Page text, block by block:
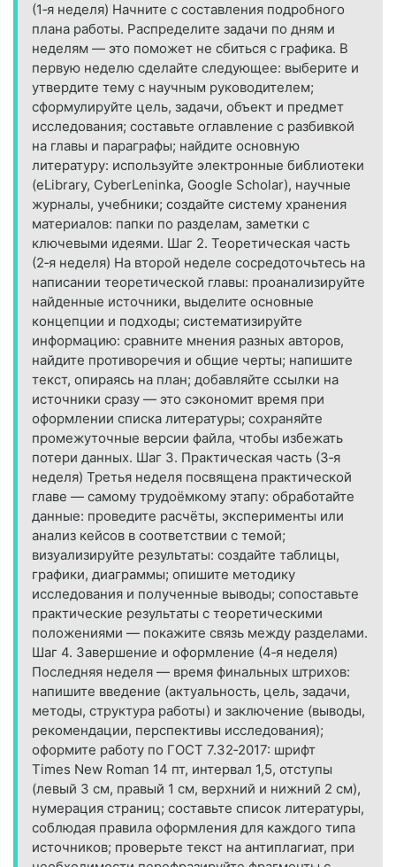
(1‑я неделя) Начните с составления подробного
плана работы. Распределите задачи по дням и
неделям — это поможет не сбиться с графика. В
первую неделю сделайте следующее: выберите и
утвердите тему с научным руководителем;
сформулируйте цель, задачи, объект и предмет
исследования; составьте оглавление с разбивкой
на главы и параграфы; найдите основную
литературу: используйте электронные библиотеки
(eLibrary, CyberLeninka, Google Scholar), научные
журналы, учебники; создайте систему хранения
материалов: папки по разделам, заметки с
ключевыми идеями. Шаг 2. Теоретическая часть
(2‑я неделя) На второй неделе сосредоточьтесь на
написании теоретической главы: проанализируйте
найденные источники, выделите основные
концепции и подходы; систематизируйте
информацию: сравните мнения разных авторов,
найдите противоречия и общие черты; напишите
текст, опираясь на план; добавляйте ссылки на
источники сразу — это сэкономит время при
оформлении списка литературы; сохраняйте
промежуточные версии файла, чтобы избежать
потери данных. Шаг 3. Практическая часть (3‑я
неделя) Третья неделя посвящена практической
главе — самому трудоёмкому этапу: обработайте
данные: проведите расчёты, эксперименты или
анализ кейсов в соответствии с темой;
визуализируйте результаты: создайте таблицы,
графики, диаграммы; опишите методику
исследования и полученные выводы; сопоставьте
практические результаты с теоретическими
положениями — покажите связь между разделами.
Шаг 4. Завершение и оформление (4‑я неделя)
Последняя неделя — время финальных штрихов:
напишите введение (актуальность, цель, задачи,
методы, структура работы) и заключение (выводы,
рекомендации, перспективы исследования);
оформите работу по ГОСТ 7.32‑2017: шрифт
Times New Roman 14 пт, интервал 1,5, отступы
(левый 3 см, правый 1 см, верхний и нижний 2 см),
нумерация страниц; составьте список литературы,
соблюдая правила оформления для каждого типа
источников; проверьте текст на антиплагиат, при